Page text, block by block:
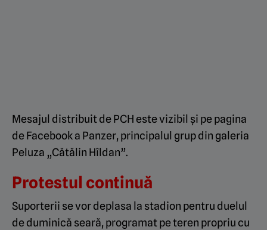
Mesajul distribuit de PCH este vizibil și pe pagina
de Facebook a Panzer, principalul grup din galeria
Peluza „Cătălin Hîldan”.
Protestul continuă
Suporterii se vor deplasa la stadion pentru duelul
de duminică seară, programat pe teren propriu cu